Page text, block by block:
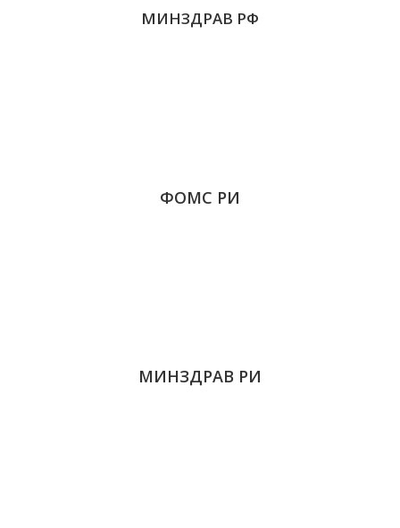
МИНЗДРАВ РФ
ФОМС РИ
МИНЗДРАВ РИ